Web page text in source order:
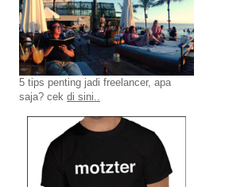
5 tips penting jadi freelancer, apa
saja? cek di sini..